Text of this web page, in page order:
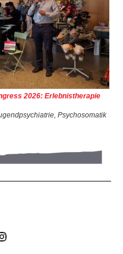
2026: Erlebnistherapie
Psychosomatik